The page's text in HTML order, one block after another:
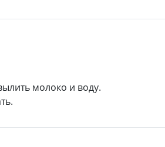
молоко и воду.